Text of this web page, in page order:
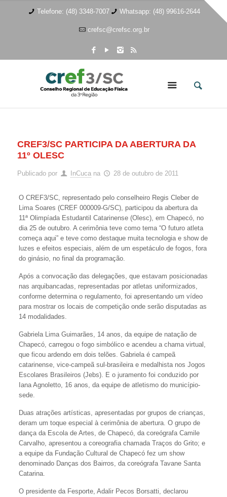
Telefone: (48) 3348-7007 Whatsapp: (48) 99616-2644
crefsc@crefsc.org.br
CREF3/SC PARTICIPA DA ABERTURA DA
11º OLESC
Publicado por InCuca na 28 de outubro de 2011
O CREF3/SC, representado pelo conselheiro Regis Cleber de
Lima Soares (CREF 000009-G/SC), participou da abertura da
11ª Olimpíada Estudantil Catarinense (Olesc), em Chapecó, no
dia 25 de outubro. A cerimônia teve como tema “O futuro atleta
começa aqui” e teve como destaque muita tecnologia e show de
luzes e efeitos especiais, além de um espetáculo de fogos, fora
do ginásio, no final da programação.
Após a convocação das delegações, que estavam posicionadas
nas arquibancadas, representadas por atletas uniformizados,
conforme determina o regulamento, foi apresentando um vídeo
para mostrar os locais de competição onde serão disputadas as
14 modalidades.
Gabriela Lima Guimarães, 14 anos, da equipe de natação de
Chapecó, carregou o fogo simbólico e acendeu a chama virtual,
que ficou ardendo em dois telões. Gabriela é campeã
catarinense, vice-campeã sul-brasileira e medalhista nos Jogos
Escolares Brasileiros (Jebs). E o juramento foi conduzido por
Iana Agnoletto, 16 anos, da equipe de atletismo do município-
sede.
Duas atrações artísticas, apresentadas por grupos de crianças,
deram um toque especial à cerimônia de abertura. O grupo de
dança da Escola de Artes, de Chapecó, da coreógrafa Camile
Carvalho, apresentou a coreografia chamada Traços do Grito; e
a equipe da Fundação Cultural de Chapecó fez um show
denominado Danças dos Bairros, da coreógrafa Tavane Santa
Catarina.
O presidente da Fesporte, Adalir Pecos Borsatti, declarou